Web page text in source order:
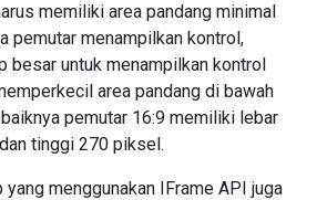
memiliki area pandang minimal
pemutar menampilkan kontrol,
besar untuk menampilkan kontrol
area pandang di bawah
pemutar 16:9 memiliki lebar
tinggi 270 piksel.
menggunakan IFrame API juga